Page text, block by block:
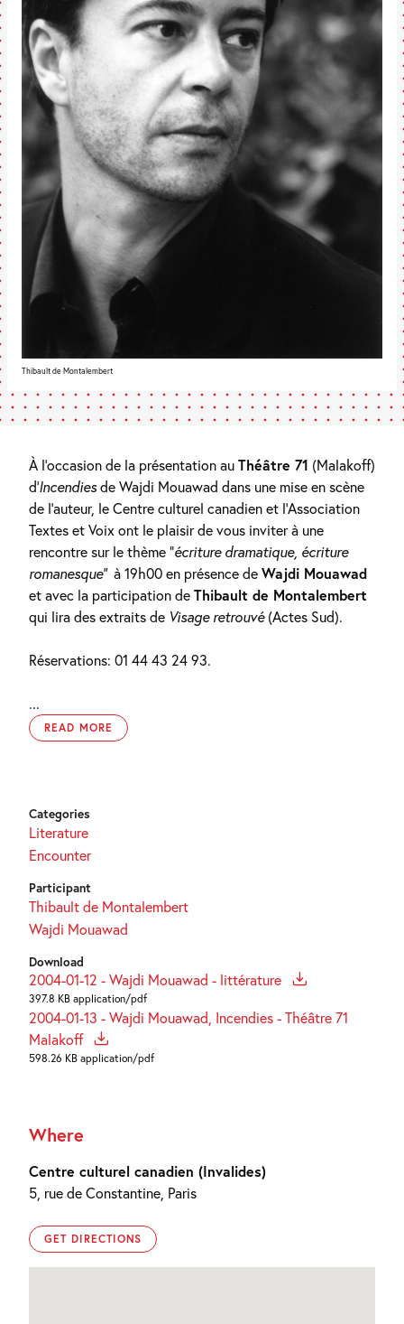
Thibault de Montalembert
À l’occasion de la présentation auThéâtre 71 (Malakoff)
d’Incendiesde Wajdi Mouawad dans une mise en scène
de l’auteur, le Centre culturel canadien et l’Association
Textes et Voix ont le plaisir de vous inviter à une
rencontre sur le thème “écriture dramatique, écriture
romanesque”à 19h00 en présence deWajdi Mouawad
et avec la participation deThibault de Montalembert
qui lira des extraits de Visage retrouvé(Actes Sud).
Réservations: 01 44 43 24 93.
...
READ MORE
Categories
Literature
Encounter
Participant
Thibault de Montalembert
Wajdi Mouawad
Download
2004-01-12 - Wajdi Mouawad - littérature
397.8 KB application/pdf
2004-01-13 - Wajdi Mouawad, Incendies - Théâtre 71
Malakoff
598.26 KB application/pdf
Where
Centre culturel canadien (Invalides)
5, rue de Constantine, Paris
GET DIRECTIONS